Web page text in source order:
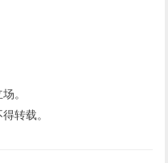
。
转载。